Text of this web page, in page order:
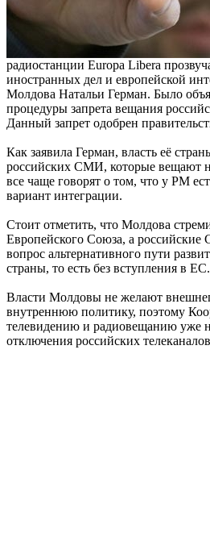
радиостанции Europa Libera
иностранных дел и европейской
Молдова Натальи Герман. Было
процедуры запрета вещания
Данный запрет одобрен
Как заявила Герман, власть её
российских СМИ, которые вещают
все чаще говорят о том, что у РМ
вариант интеграции.
Стоит отметить, что Молдова
Европейского Союза, а
вопрос альтернативного пути
страны, то есть без вступления в ЕС.
Власти Молдовы не желают
внутреннюю политику, поэтому
телевидению и радиовещанию уже
отключения российских